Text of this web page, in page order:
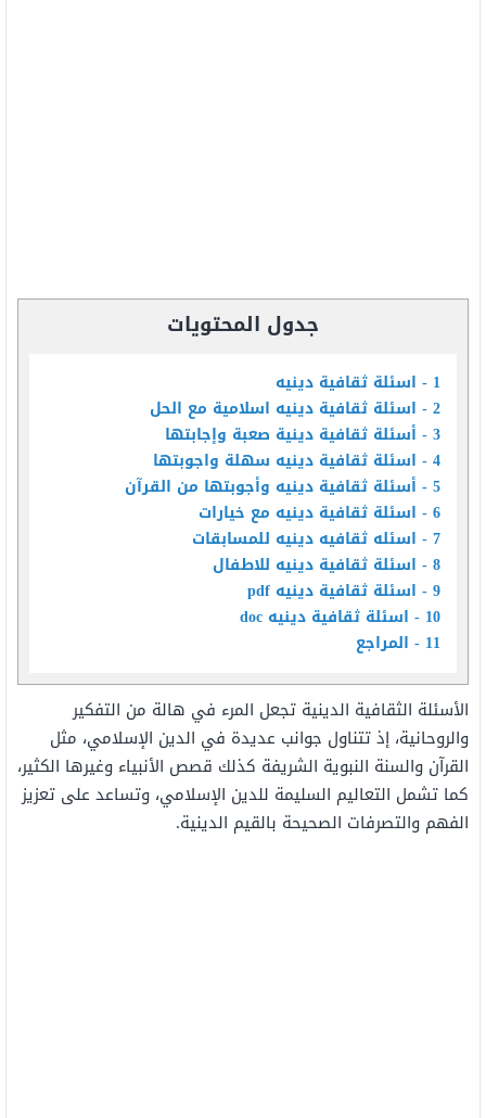
جدول المحتويات
1
اسئلة ثقافية دينيه
2 اسئلة ثقافية دينيه اسلامية مع الحل
3 أسئلة ثقافية دينية صعبة وإجابتها
4 اسئلة ثقافية دينيه سهلة واجوبتها
5 أسئلة ثقافية دينيه وأجوبتها من القرآن
6 اسئلة ثقافية دينيه مع خيارات
7 اسئله ثقافيه دينيه للمسابقات
8 اسئلة ثقافية دينيه للاطفال
9 اسئلة ثقافية دينيه pdf
10
اسئلة ثقافية دينيه doc
11
المراجع
الأسئلة الثقافية الدينية تجعل المرء في هالة من التفكير
والروحانية، إذ تتناول جوانب عديدة في الدين الإسلامي، مثل
القرآن والسنة النبوية الشريفة كذلك قصص الأنبياء وغيرها الكثير،
كما تشمل التعاليم السليمة للدين الإسلامي، وتساعد على تعزيز
الفهم والتصرفات الصحيحة بالقيم الدينية.